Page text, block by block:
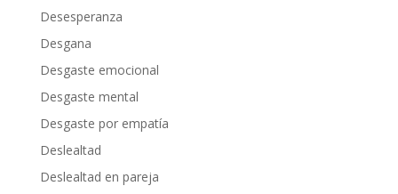
Desesperanza
Desgana
Desgaste emocional
Desgaste mental
Desgaste por empatía
Deslealtad
Deslealtad en pareja